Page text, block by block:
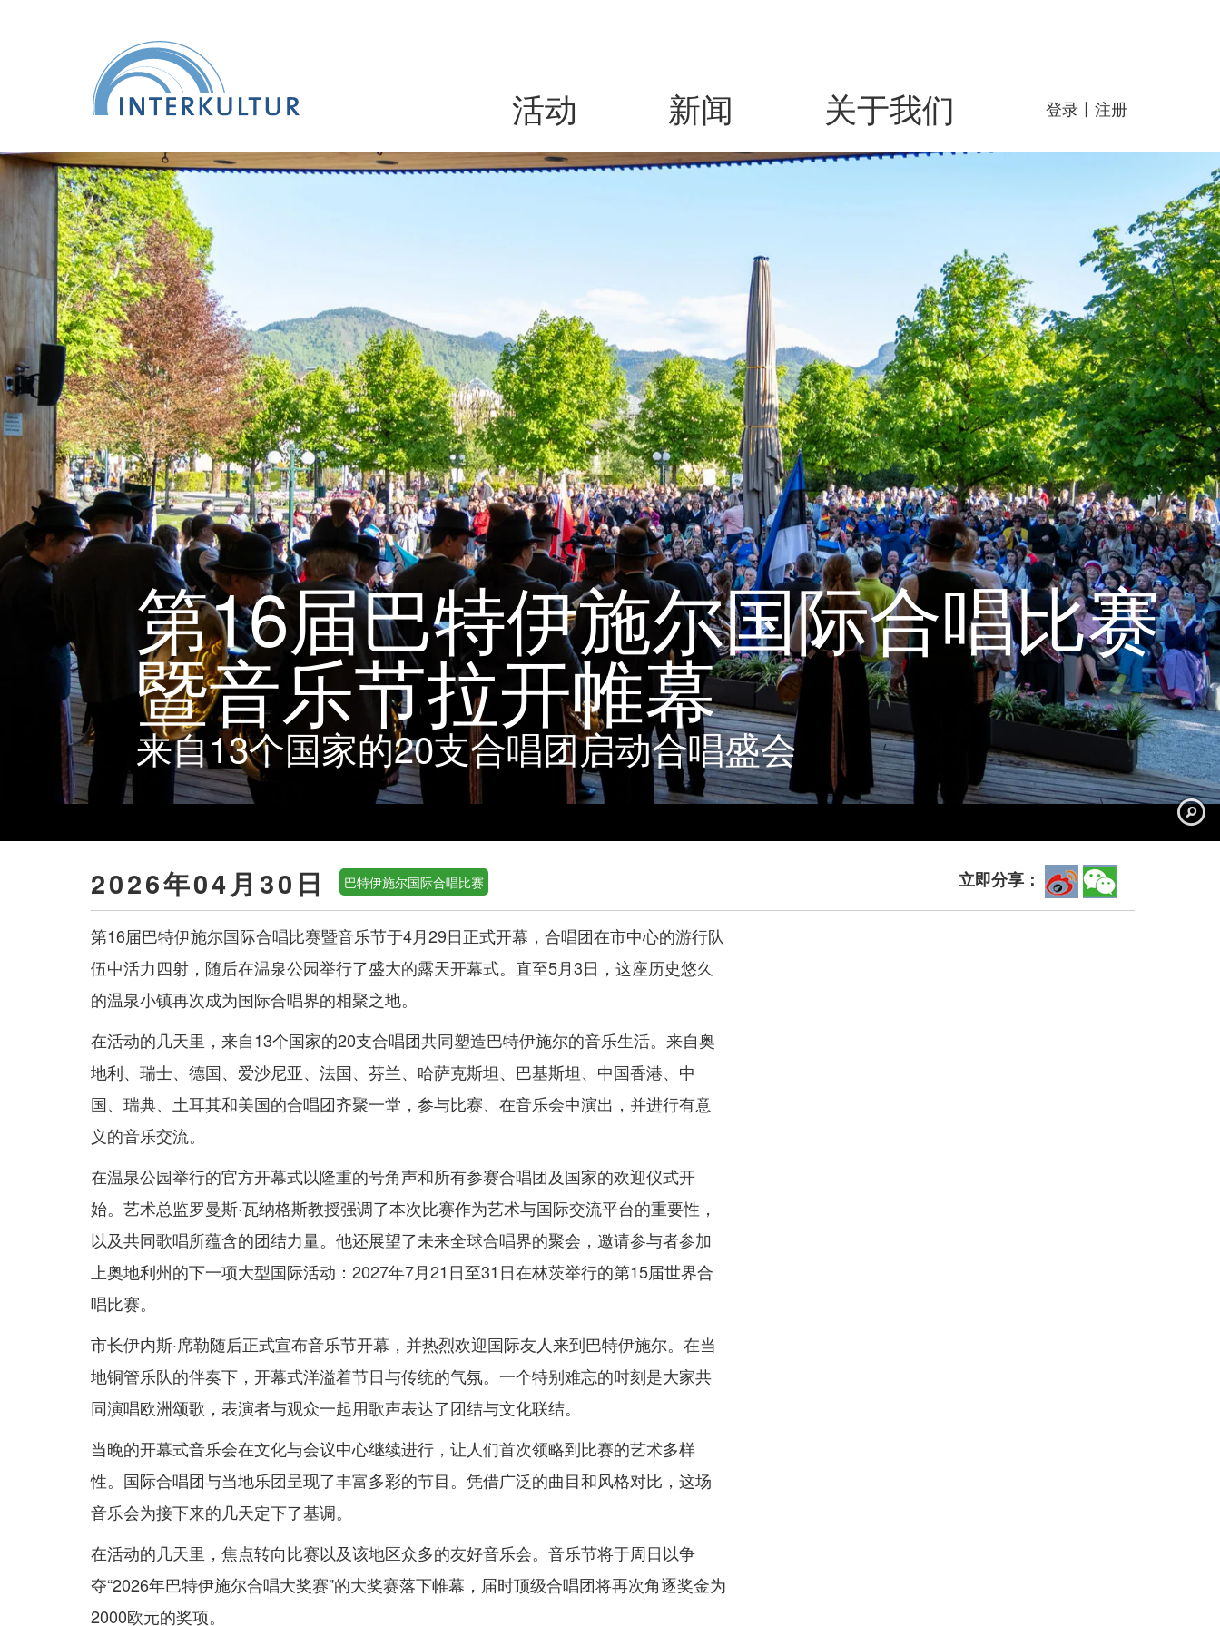
活动 新闻 关于我们 登录 丨 注册
第16届巴特伊施尔国际合唱比赛
暨音乐节拉开帷幕
来自13个国家的20支合唱团启动合唱盛会
巴特伊施尔国际合唱比赛
2026年04月30日 立即分享：
第16届巴特伊施尔国际合唱比赛暨音乐节于4月29日正式开幕，合唱团在市中心的游行队
伍中活力四射，随后在温泉公园举行了盛大的露天开幕式。直至5月3日，这座历史悠久
的温泉小镇再次成为国际合唱界的相聚之地。
在活动的几天里，来自13个国家的20支合唱团共同塑造巴特伊施尔的音乐生活。来自奥
地利、瑞士、德国、爱沙尼亚、法国、芬兰、哈萨克斯坦、巴基斯坦、中国香港、中
国、瑞典、土耳其和美国的合唱团齐聚一堂，参与比赛、在音乐会中演出，并进行有意
义的音乐交流。
在温泉公园举行的官方开幕式以隆重的号角声和所有参赛合唱团及国家的欢迎仪式开
始。艺术总监罗曼斯·瓦纳格斯教授强调了本次比赛作为艺术与国际交流平台的重要性，
以及共同歌唱所蕴含的团结力量。他还展望了未来全球合唱界的聚会，邀请参与者参加
上奥地利州的下一项大型国际活动：2027年7月21日至31日在林茨举行的第15届世界合
唱比赛。
市长伊内斯·席勒随后正式宣布音乐节开幕，并热烈欢迎国际友人来到巴特伊施尔。在当
地铜管乐队的伴奏下，开幕式洋溢着节日与传统的气氛。一个特别难忘的时刻是大家共
同演唱欧洲颂歌，表演者与观众一起用歌声表达了团结与文化联结。
当晚的开幕式音乐会在文化与会议中心继续进行，让人们首次领略到比赛的艺术多样
性。国际合唱团与当地乐团呈现了丰富多彩的节目。凭借广泛的曲目和风格对比，这场
音乐会为接下来的几天定下了基调。
在活动的几天里，焦点转向比赛以及该地区众多的友好音乐会。音乐节将于周日以争
夺“2026年巴特伊施尔合唱大奖赛”的大奖赛落下帷幕，届时顶级合唱团将再次角逐奖金为
2000欧元的奖项。